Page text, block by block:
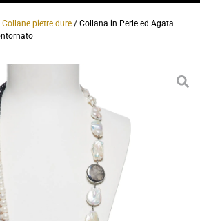
Collane pietre dure / Collana in Perle ed Agata